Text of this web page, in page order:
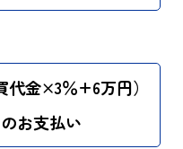
金×3％+6万円）
お支払い